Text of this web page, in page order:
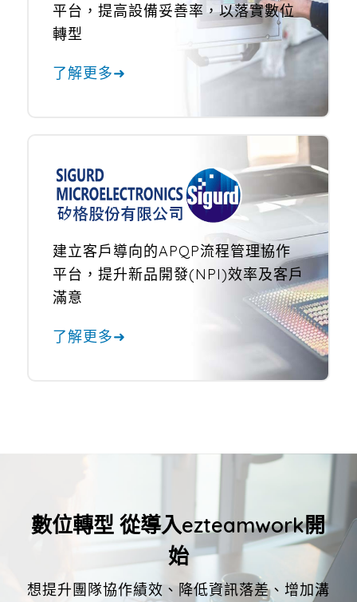
平台，提高設備妥善率，以落實數位
轉型
了解更多➜
建立客戶導向的APQP流程管理協作
平台，提升新品開發(NPI)效率及客戶
滿意
了解更多➜
數位轉型 從導入ezteamwork開
始
想提升團隊協作績效、降低資訊落差、增加溝